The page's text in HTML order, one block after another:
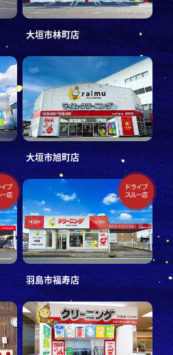
大垣市林町店
大垣市旭町店
羽島市福寿店